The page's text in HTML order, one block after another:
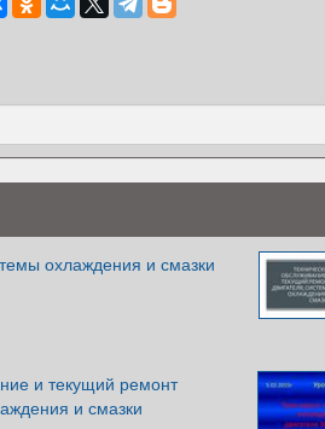
охлаждения и смазки
и текущий ремонт
и смазки